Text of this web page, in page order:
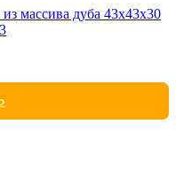
массива дуба 43х43х30